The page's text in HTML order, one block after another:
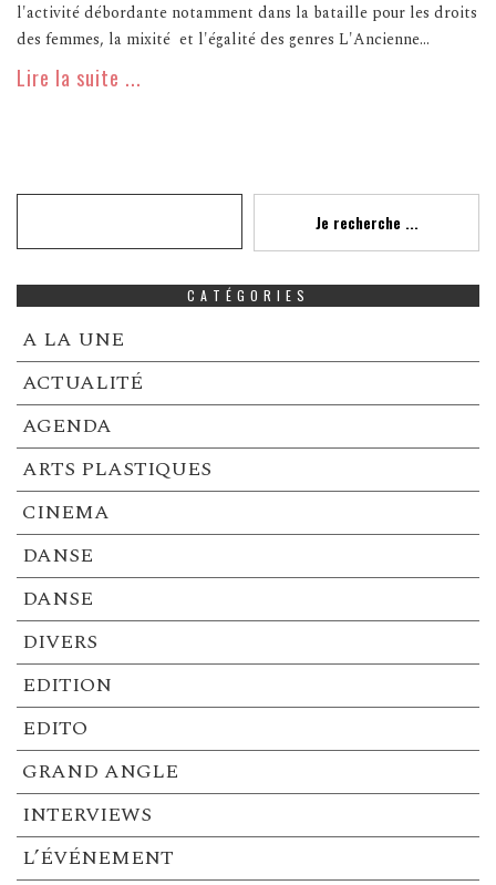
l'activité débordante notamment dans la bataille pour les droits
des femmes, la mixité et l'égalité des genres L'Ancienne...
Lire la suite ...
Je recherche ...
CATÉGORIES
A LA UNE
ACTUALITÉ
AGENDA
ARTS PLASTIQUES
CINEMA
DANSE
DANSE
DIVERS
EDITION
EDITO
GRAND ANGLE
INTERVIEWS
L’ÉVÉNEMENT